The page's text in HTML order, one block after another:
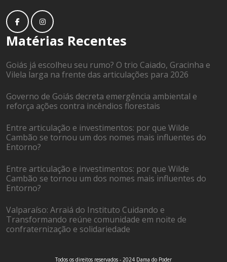
Matérias Recentes
Goiás já escolheu seu rumo? O trio Caiado, Gracinha e
Vilela larga na frente das articulações para 2026
Governo de Goiás decreta emergência ambiental e
reforça ações contra incêndios florestais
Entre articulação e investimentos: por que Wilde
Cambão se tornou um dos nomes mais influentes do
Entorno?
Entre articulação e investimentos: por que Wilde
Cambão se tornou um dos nomes mais influentes do
Entorno?
Valparaíso: Arraiá do Instituto Cuidando e
Transformando reúne comunidade em noite de
confraternização e solidariedade
Todos os direitos reservados - 2024 Dama do Poder